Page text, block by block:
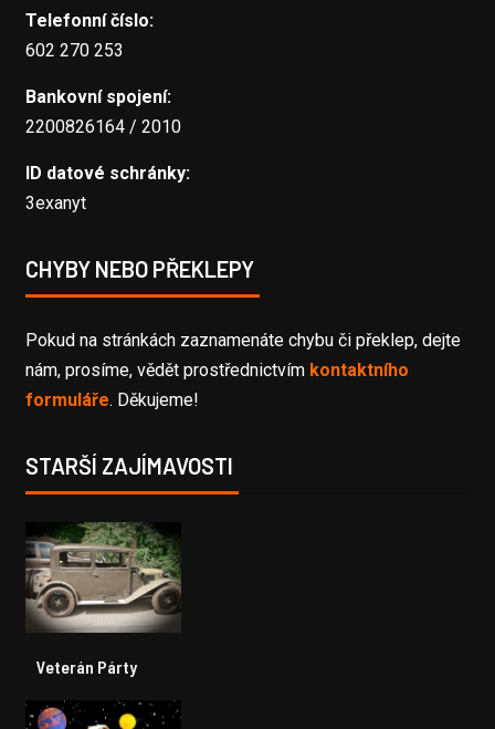
Telefonní číslo:
602 270 253
Bankovní spojení:
2200826164 / 2010
ID datové schránky:
3exanyt
CHYBY NEBO PŘEKLEPY
Pokud na stránkách zaznamenáte chybu či překlep, dejte
nám, prosíme, vědět prostřednictvím kontaktního
formuláře. Děkujeme!
STARŠÍ ZAJÍMAVOSTI
Veterán Párty